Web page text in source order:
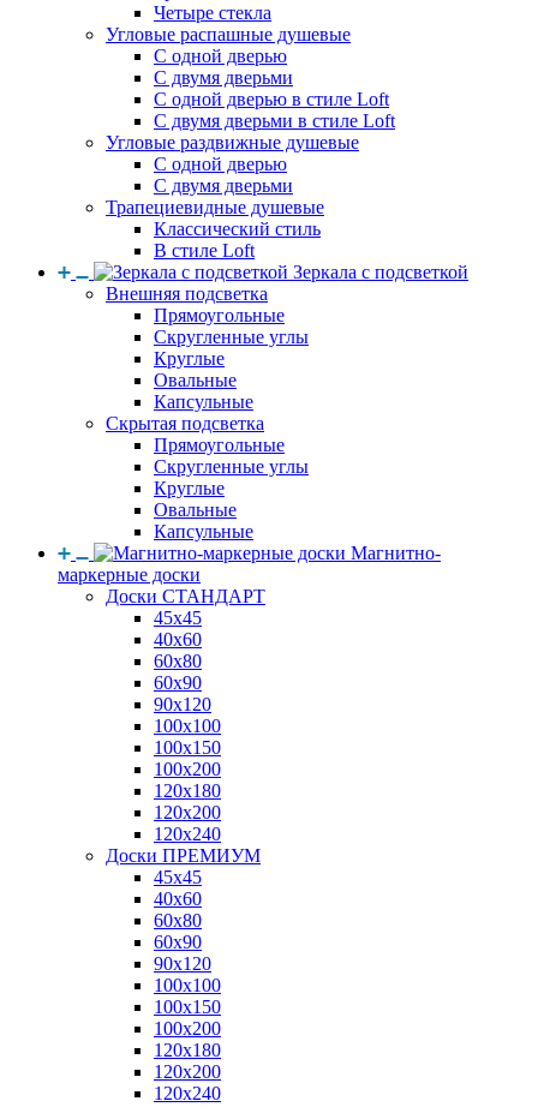
Четыре стекла
Угловые распашные душевые
С одной дверью
С двумя дверьми
С одной дверью в стиле Loft
С двумя дверьми в стиле Loft
Угловые раздвижные душевые
С одной дверью
С двумя дверьми
Трапециевидные душевые
Классический стиль
В стиле Loft
Зеркала с подсветкой
Внешняя подсветка
Прямоугольные
Скругленные углы
Круглые
Овальные
Капсульные
Скрытая подсветка
Прямоугольные
Скругленные углы
Круглые
Овальные
Капсульные
Магнитно-
маркерные доски
Доски СТАНДАРТ
45x45
40x60
60x80
60x90
90x120
100x100
100x150
100x200
120x180
120x200
120x240
Доски ПРЕМИУМ
45x45
40x60
60x80
60x90
90x120
100x100
100x150
100x200
120x180
120x200
120x240